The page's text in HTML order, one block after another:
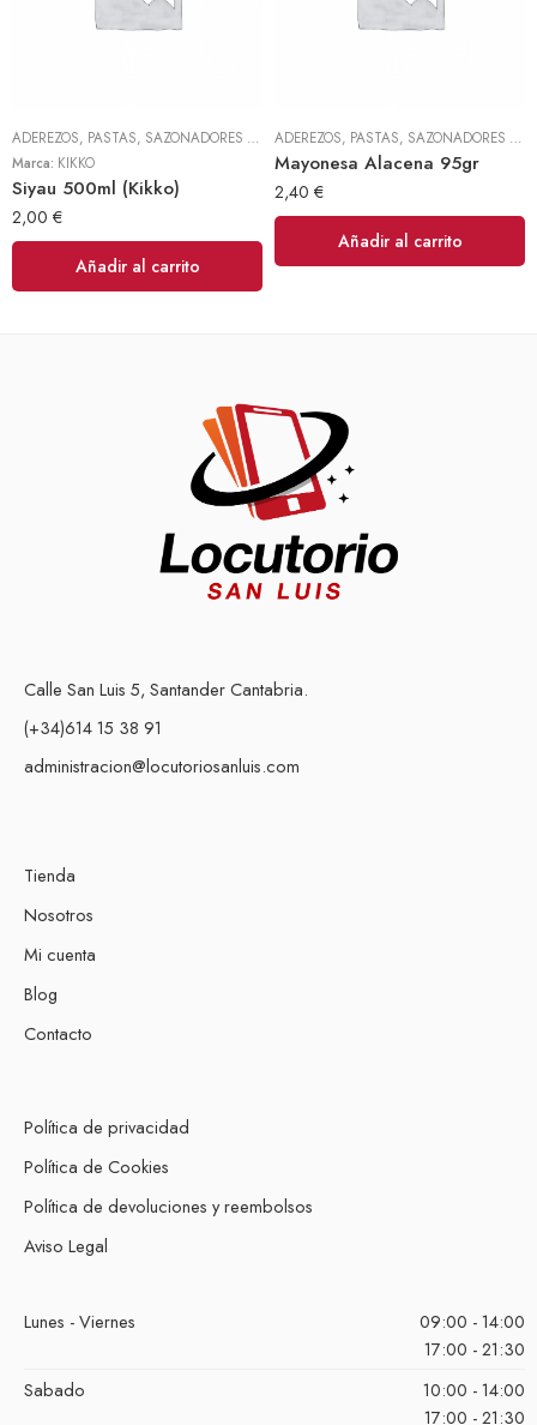
ADEREZOS, PASTAS, SAZONADORES Y CONDIMENTOS ,TODOS
Marca: KIKKO
Siyau 500ml (Kikko)
2,00 €
Añadir al carrito
ADEREZOS, PASTAS, SAZONADORES Y CONDIMENTOS
Mayonesa Alacena 95gr
2,40 €
Añadir al carrito
Calle San Luis 5, Santander Cantabria.
(+34)614 15 38 91
administracion@locutoriosanluis.com
Tienda
Nosotros
Mi cuenta
Blog
Contacto
Política de privacidad
Política de Cookies
Política de devoluciones y reembolsos
Aviso Legal
Lunes - Viernes
09:00 - 14:00
17:00 - 21:30
Sabado
10:00 - 14:00
17:00 - 21:30